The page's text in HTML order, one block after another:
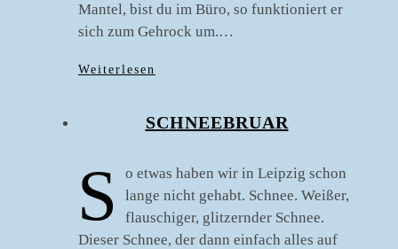
Mantel, bist du im Büro, so funktioniert er
sich zum Gehrock um.…
Weiterlesen
SCHNEEBRUAR
S
o etwas haben wir in Leipzig schon
lange nicht gehabt. Schnee. Weißer,
flauschiger, glitzernder Schnee.
Dieser Schnee, der dann einfach alles auf